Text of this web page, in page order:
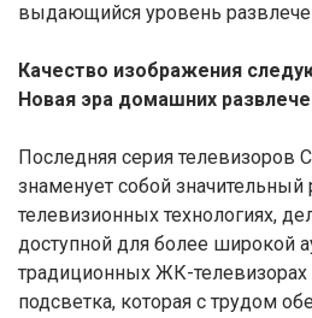
выдающийся уровень
Качество изображения
Новая эра домашних
Последняя серия телевизоров
знаменует собой
телевизионных технологиях,
доступной для более широкой
традиционных ЖК-телевизорах
подсветка, которая с трудом